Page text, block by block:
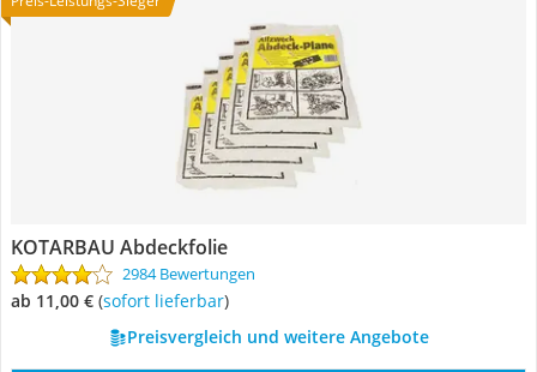
KOTARBAU Abdeckfolie
2984 Bewertungen
ab 11,00 € ( Sofort lieferbar)
Preisvergleich und weitere Angebote